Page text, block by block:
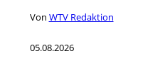
Von WTV Redaktion
05.08.2026